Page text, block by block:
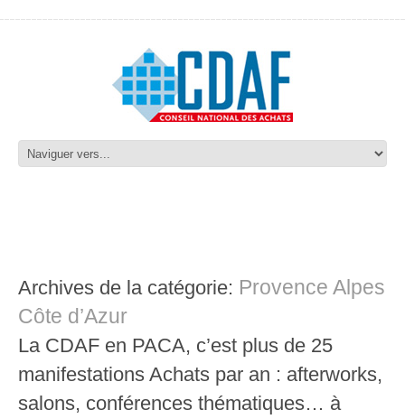
Archives de la catégorie: Provence Alpes
Côte d’Azur
La CDAF en PACA, c’est plus de 25
manifestations Achats par an : afterworks,
salons, conférences thématiques… à